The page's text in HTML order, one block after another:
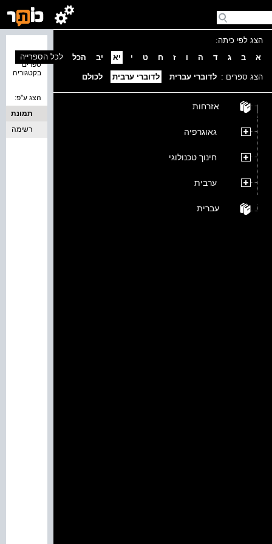
הצג לפי כיתה:
א
ב ג ד ה ו ז ח ט י יא יב הכל
הצג ספרים : לדוברי עברית לדוברי ערבית לכולם
אזרחות
גאוגרפיה
חינוך טכנולוגי
ערבית
עברית
ספרים
בקטגוריה
לכל הספרייה
הצג ע''פ:
תמונת
כריכה
רשימה